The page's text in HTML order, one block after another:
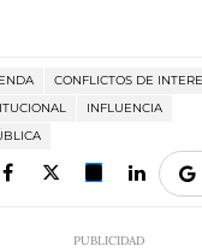
CONFLICTOS DE
INFLUENCIA